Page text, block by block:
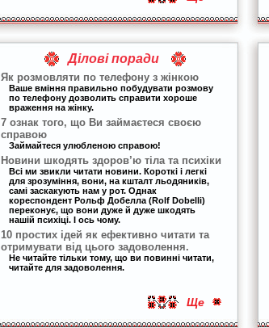
Ділові поради
Як розмовляти по телефону з жінкою
Ваше вміння правильно побудувати розмову
по телефону дозволить справити хороше
враження на жінку.
7 ознак того, що Ви займаєтеся своєю
справою
Займайтеся улюбленою справою!
Новини шкодять здоров’ю тіла та психіки
Всі ми звикли читати новини. Короткі і легкі
для зрозуміння, вони, на кшталт льодяників,
самі заскакують нам у рот. Однак
кореспондент Рольф Добелла (Rolf Dobelli)
переконує, що вони дуже й дуже шкодять
нашій психіці. І ось чому.
10 простих ідей як ефективно читати та
отримувати від цього задоволення.
Не читайте тільки тому, що ви повинні читати,
читайте для задоволення.
Ще